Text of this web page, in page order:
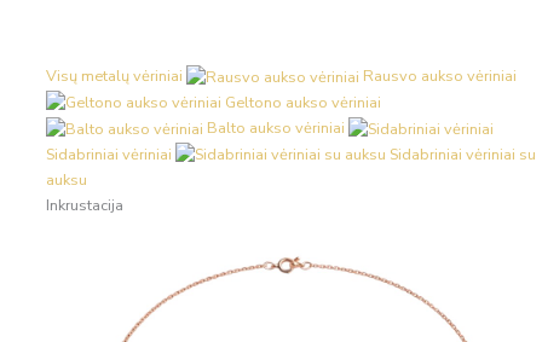
Visų metalų vėriniai
Rausvo aukso vėriniai
Geltono aukso vėriniai
Balto aukso vėriniai
Sidabriniai vėriniai
Sidabriniai vėriniai su
auksu
Inkrustacija